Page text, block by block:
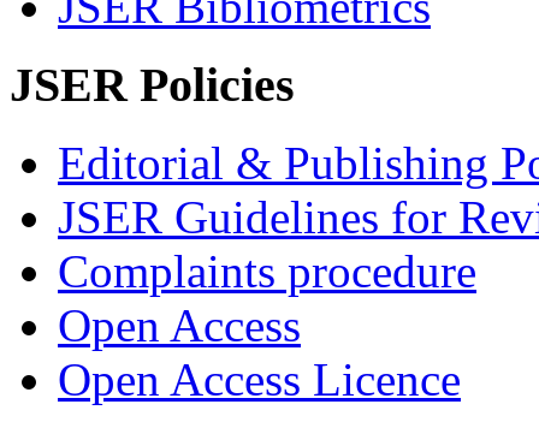
JSER Policies
Editorial & Publishing
JSER Guidelines for
Complaints procedure
Open Access
Open Access Licence